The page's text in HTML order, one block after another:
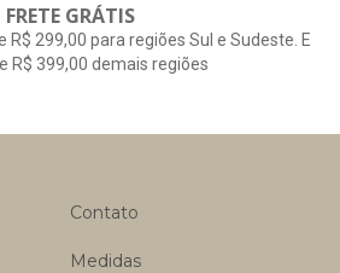
FRETE GRÁTIS
299,00 para regiões Sul e Sudeste. E
R$ 399,00 demais regiões
Contato
Medidas